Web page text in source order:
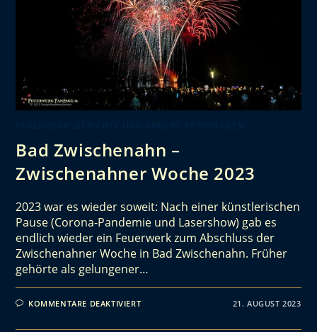
Bad Zwischenahn –
Zwischenahner Woche 2023
2023 war es wieder soweit: Nach einer künstlerischen
Pause (Corona-Pandemie und Lasershow) gab es
endlich wieder ein Feuerwerk zum Abschluss der
Zwischenahner Woche in Bad Zwischenahn. Früher
gehörte als gelungener…
KOMMENTARE DEAKTIVIERT 21. AUGUST 2023